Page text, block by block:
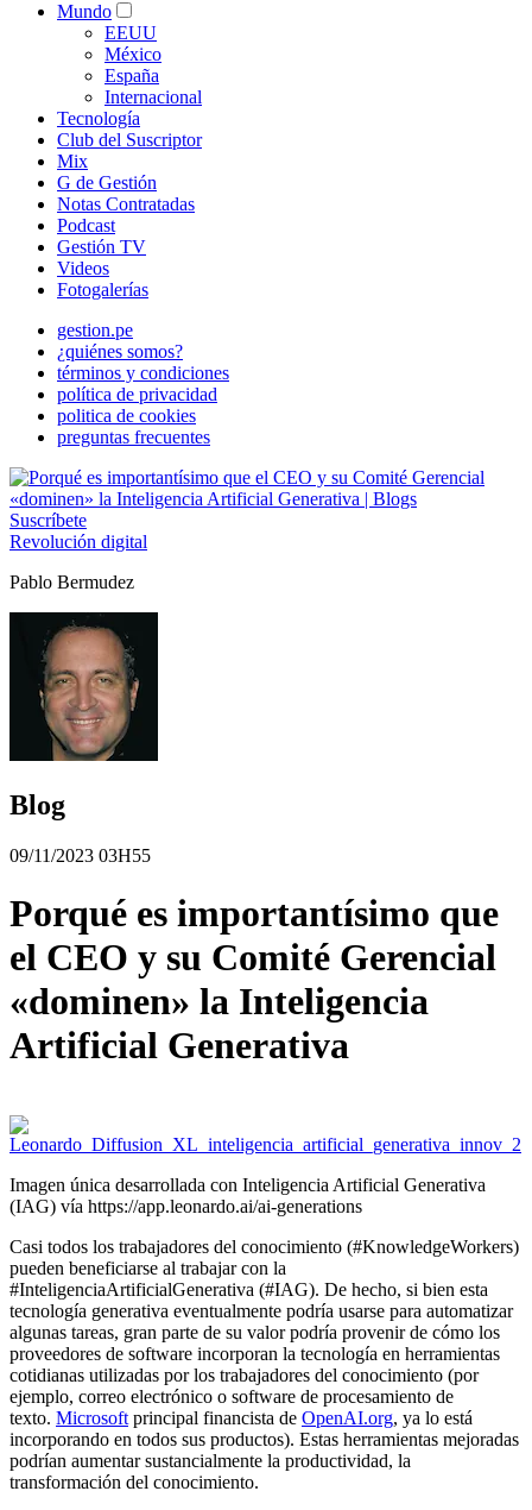
Mundo
EEUU
México
España
Internacional
Tecnología
Club del Suscriptor
Mix
G de Gestión
Notas Contratadas
Podcast
Gestión TV
Videos
Fotogalerías
gestion.pe
¿quiénes somos?
términos y condiciones
política de privacidad
politica de cookies
preguntas frecuentes
Suscríbete
Revolución digital
Pablo Bermudez
Blog
09/11/2023 03H55
Porqué es importantísimo que
el CEO y su Comité Gerencial
«dominen» la Inteligencia
Artificial Generativa
Imagen única desarrollada con Inteligencia Artificial Generativa
(IAG) vía https://app.leonardo.ai/ai-generations
Casi todos los trabajadores del conocimiento (#KnowledgeWorkers)
pueden beneficiarse al trabajar con la
#InteligenciaArtificialGenerativa (#IAG). De hecho, si bien esta
tecnología generativa eventualmente podría usarse para automatizar
algunas tareas, gran parte de su valor podría provenir de cómo los
proveedores de software incorporan la tecnología en herramientas
cotidianas utilizadas por los trabajadores del conocimiento (por
ejemplo, correo electrónico o software de procesamiento de
texto. Microsoft principal financista de OpenAI.org, ya lo está
incorporando en todos sus productos). Estas herramientas mejoradas
podrían aumentar sustancialmente la productividad, la
transformación del conocimiento.